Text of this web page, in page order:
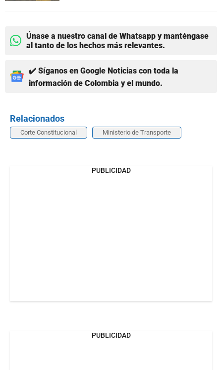
Únase a nuestro canal de Whatsapp y manténgase
al tanto de los hechos más relevantes.
✔️ Síganos en Google Noticias con toda la
información de Colombia y el mundo.
Relacionados
Corte Constitucional Ministerio de Transporte
PUBLICIDAD
PUBLICIDAD